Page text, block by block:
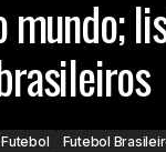
mundo;
Futebol Futebol